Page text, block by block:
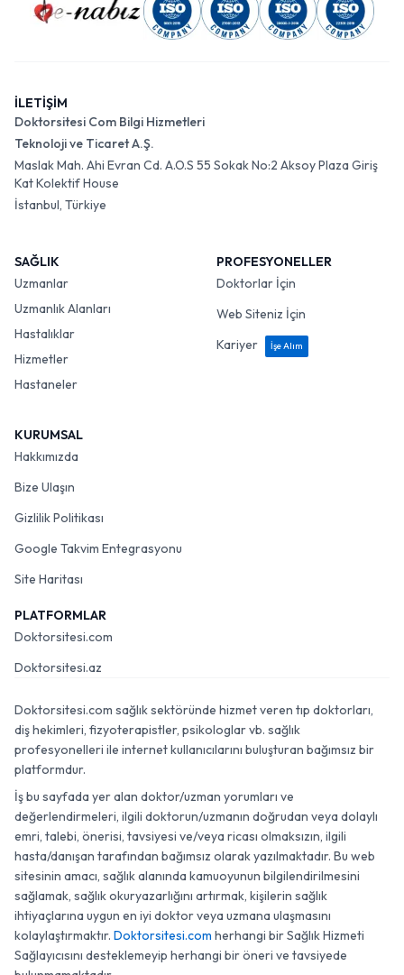
İLETİŞİM
Doktorsitesi Com Bilgi Hizmetleri
Teknoloji ve Ticaret A.Ş.
Maslak Mah. Ahi Evran Cd. A.O.S 55 Sokak No:2 Aksoy Plaza Giriş
Kat Kolektif House
İstanbul, Türkiye
SAĞLIK
Uzmanlar
Uzmanlık Alanları
Hastalıklar
Hizmetler
Hastaneler
PROFESYONELLER
Doktorlar İçin
Web Siteniz İçin
Kariyer
İşe Alım
KURUMSAL
Hakkımızda
Bize Ulaşın
Gizlilik Politikası
Google Takvim Entegrasyonu
Site Haritası
PLATFORMLAR
Doktorsitesi.com
Doktorsitesi.az
Doktorsitesi.com sağlık sektöründe hizmet veren tıp doktorları,
diş hekimleri, fizyoterapistler, psikologlar vb. sağlık
profesyonelleri ile internet kullanıcılarını buluşturan bağımsız bir
platformdur.
İş bu sayfada yer alan doktor/uzman yorumları ve
değerlendirmeleri, ilgili doktorun/uzmanın doğrudan veya dolaylı
emri, talebi, önerisi, tavsiyesi ve/veya ricası olmaksızın, ilgili
hasta/danışan tarafından bağımsız olarak yazılmaktadır. Bu web
sitesinin amacı, sağlık alanında kamuoyunun bilgilendirilmesini
sağlamak, sağlık okuryazarlığını artırmak, kişilerin sağlık
ihtiyaçlarına uygun en iyi doktor veya uzmana ulaşmasını
kolaylaştırmaktır. Doktorsitesi.com herhangi bir Sağlık Hizmeti
Sağlayıcısını desteklemeyip herhangi bir öneri ve tavsiyede